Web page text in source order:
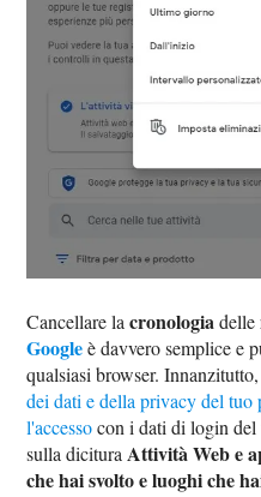
Cancellare lacronologiadelle
Googleè davvero semplice e
qualsiasi browser.
dei dati e della privacy del tuo
l'accessocon i dati di login del
sulla dicituraAttività Web e
che hai svolto e luoghi che